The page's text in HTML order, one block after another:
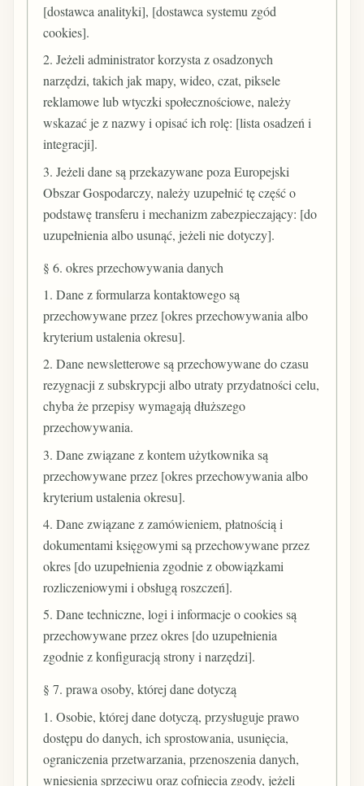
[dostawca analityki], [dostawca systemu zgód
cookies].
2. Jeżeli administrator korzysta z osadzonych
narzędzi, takich jak mapy, wideo, czat, piksele
reklamowe lub wtyczki społecznościowe, należy
wskazać je z nazwy i opisać ich rolę: [lista osadzeń i
integracji].
3. Jeżeli dane są przekazywane poza Europejski
Obszar Gospodarczy, należy uzupełnić tę część o
podstawę transferu i mechanizm zabezpieczający: [do
uzupełnienia albo usunąć, jeżeli nie dotyczy].
§ 6. okres przechowywania danych
1. Dane z formularza kontaktowego są
przechowywane przez [okres przechowywania albo
kryterium ustalenia okresu].
2. Dane newsletterowe są przechowywane do czasu
rezygnacji z subskrypcji albo utraty przydatności celu,
chyba że przepisy wymagają dłuższego
przechowywania.
3. Dane związane z kontem użytkownika są
przechowywane przez [okres przechowywania albo
kryterium ustalenia okresu].
4. Dane związane z zamówieniem, płatnością i
dokumentami księgowymi są przechowywane przez
okres [do uzupełnienia zgodnie z obowiązkami
rozliczeniowymi i obsługą roszczeń].
5. Dane techniczne, logi i informacje o cookies są
przechowywane przez okres [do uzupełnienia
zgodnie z konfiguracją strony i narzędzi].
§ 7. prawa osoby, której dane dotyczą
1. Osobie, której dane dotyczą, przysługuje prawo
dostępu do danych, ich sprostowania, usunięcia,
ograniczenia przetwarzania, przenoszenia danych,
wniesienia sprzeciwu oraz cofnięcia zgody, jeżeli